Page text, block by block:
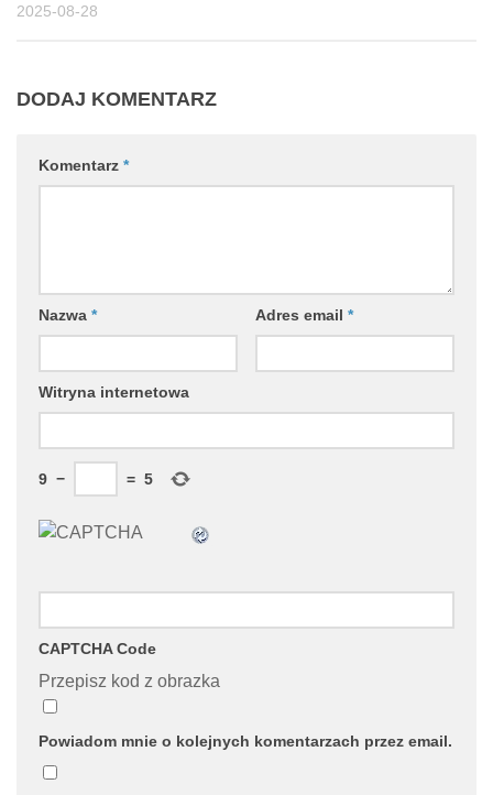
2025-08-28
DODAJ KOMENTARZ
Komentarz *
Nazwa * Adres email *
Witryna internetowa
9 − = 5
CAPTCHA Code
Przepisz kod z obrazka
Powiadom mnie o kolejnych komentarzach przez email.